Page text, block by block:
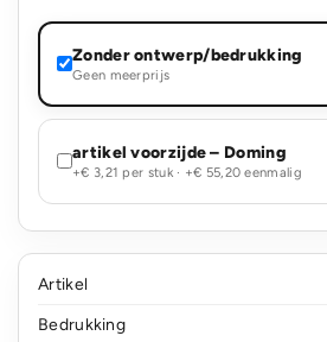
Zonder ontwerp/bedrukking
Geen meerprijs
artikel voorzijde – Doming
+€ 3,21 per stuk · +€ 55,20 eenmalig
Artikel
Bedrukking